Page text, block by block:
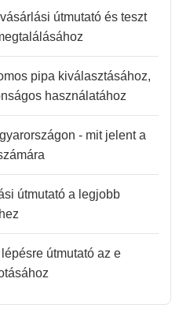
útmutató és teszt
pipa kiválasztásához,
használatához
- mit jelent a
útmutató a legjobb
útmutató az e